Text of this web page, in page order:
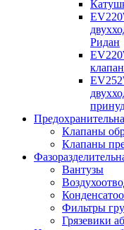
Ридан
Клапаны
Клапаны
Вантузы
Фильтры
Грязевики